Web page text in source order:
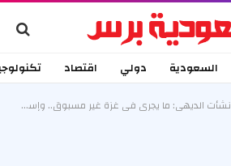
السعودية دولي اقتصاد
نشأت الديهي: ما يجري في غزة غير مسبوق.. وإسرائيل تزرع الكراهية والعنف